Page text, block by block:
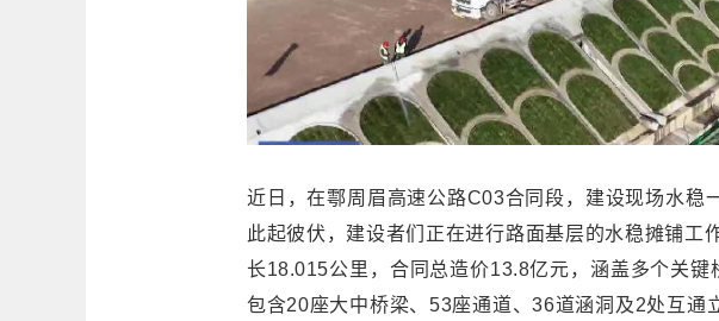
近日，在鄠周眉高速公路C03合同段，建设现场水稳
此起彼伏，建设者们正在进行路面基层的水稳摊铺工
长18.015公里，合同总造价13.8亿元，涵盖多个关键
包含20座大中桥梁、53座通道、36道涵洞及2处互通